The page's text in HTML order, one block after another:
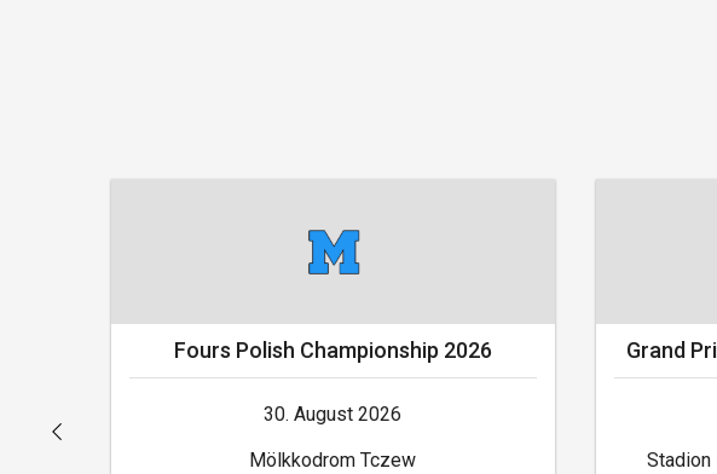
Fours Polish Championship 2026
30. August 2026
Mölkkodrom Tczew
Grand